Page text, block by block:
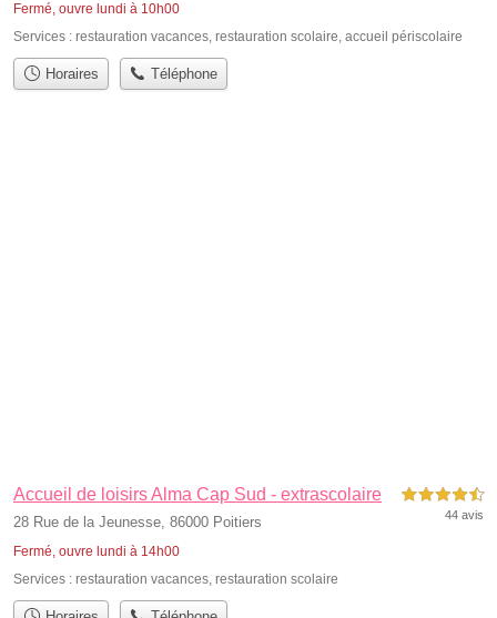
Fermé, ouvre lundi à 10h00
Services : restauration vacances, restauration scolaire, accueil périscolaire
Horaires Téléphone
Accueil de loisirs Alma Cap Sud - extrascolaire
28 Rue de la Jeunesse, 86000 Poitiers
Fermé, ouvre lundi à 14h00
4,5 étoiles sur 5
44 avis
Services : restauration vacances restauration scolaire